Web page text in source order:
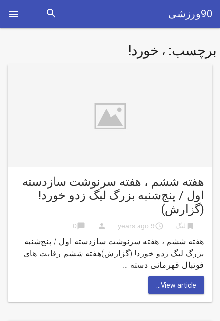
 90ورزشی search
برچسب: ، خورد!
هفته ششم ، هفته سرنوشت سازدسته
اول / پنج‌شنبه بزرگ لیگ زدو خورد!
(گزارش)
bookmark لیگ access_time
9 years ago
person
chat_bubble
0
هفته ششم ، هفته سرنوشت سازدسته اول / پنج‌شنبه
بزرگ لیگ زدو خورد! (گزارش)هفته ششم رقابت های
فوتبال قهرمانی دسته …
View article...